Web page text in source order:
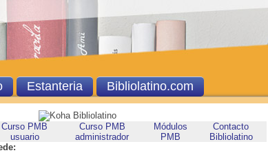
Curso PMB
usuario
Curso PMB
administrador
Módulos
PMB
Contacto
Bibliolatino
Estanteria Bibliolatino.com